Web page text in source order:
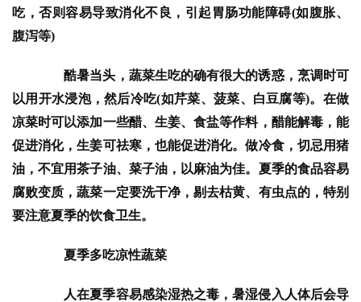
吃，否则容易导致消化不良，引起胃肠功能障碍(如腹胀、
腹泻等)
酷暑当头，蔬菜生吃的确有很大的诱惑，烹调时可
以用开水浸泡，然后冷吃(如芹菜、菠菜、白豆腐等)。在做
凉菜时可以添加一些醋、生姜、食盐等作料，醋能解毒，能
促进消化，生姜可祛寒，也能促进消化。做冷食，切忌用猪
油，不宜用茶子油、菜子油，以麻油为佳。夏季的食品容易
腐败变质，蔬菜一定要洗干净，剔去枯黄、有虫点的，特别
要注意夏季的饮食卫生。
夏季多吃凉性蔬菜
人在夏季容易感染湿热之毒，暑湿侵入人体后会导